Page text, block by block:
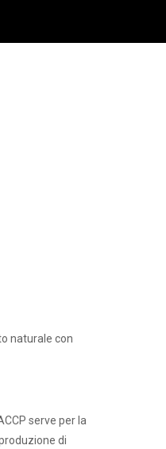
naturale con
serve per la
di